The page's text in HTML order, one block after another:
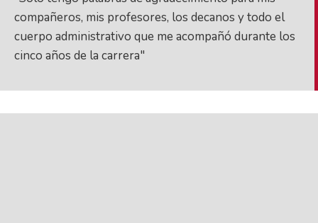
compañeros, mis profesores, los decanos y todo el
cuerpo administrativo que me acompañó durante los
cinco años de la carrera"